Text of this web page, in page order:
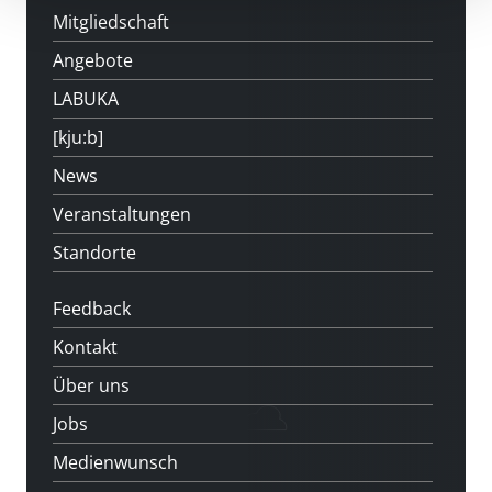
Mitgliedschaft
Angebote
LABUKA
[kju:b]
News
Veranstaltungen
Standorte
Feedback
Kontakt
Über uns
Jobs
Medienwunsch